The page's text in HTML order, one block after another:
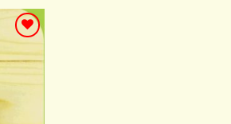
Add to
wishlist